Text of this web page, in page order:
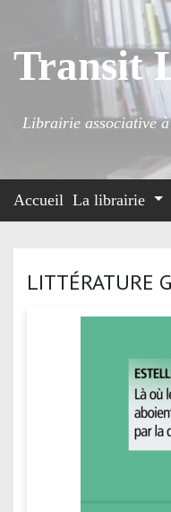
Transit
Librairie associative
Accueil La librairie
LITTÉRATURE